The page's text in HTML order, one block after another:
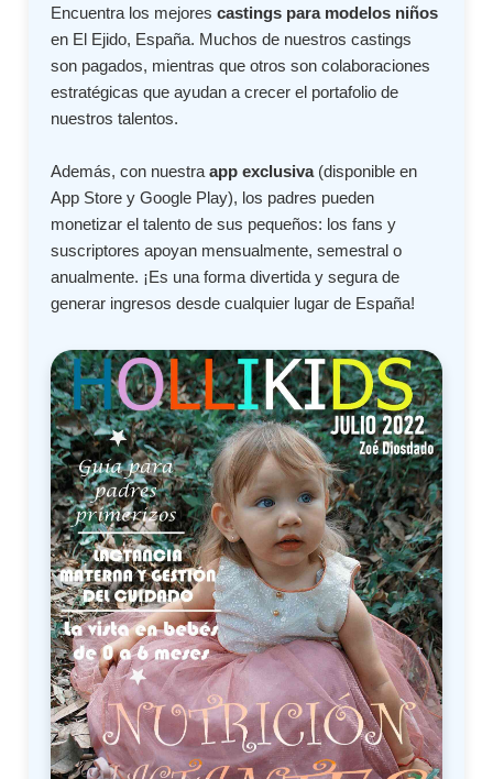
Encuentra los mejorescastings para modelos niños
en El Ejido, España. Muchos de nuestros castings
son pagados, mientras que otros son colaboraciones
estratégicas que ayudan a crecer el portafolio de
nuestros talentos.
Además, con nuestraapp exclusiva(disponible en
App Store y Google Play), los padres pueden
monetizar el talento de sus pequeños: los fans y
suscriptores apoyan mensualmente, semestral o
anualmente. ¡Es una forma divertida y segura de
generar ingresos desde cualquier lugar de España!